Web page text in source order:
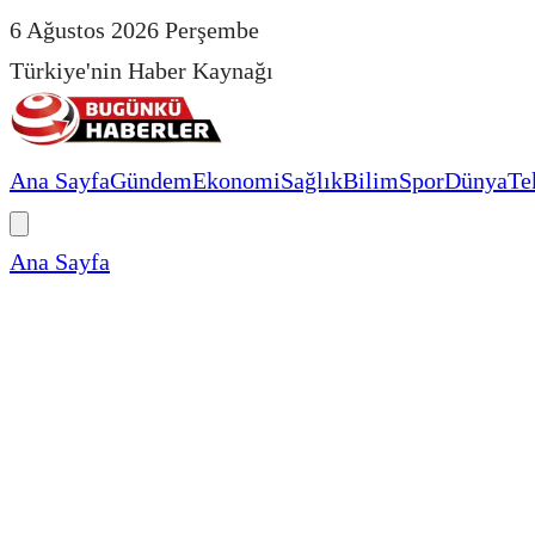
6 Ağustos 2026 Perşembe
Türkiye'nin Haber Kaynağı
Ana SayfaGündemEkonomiSağlıkBilimSporDünya
Ana Sayfa